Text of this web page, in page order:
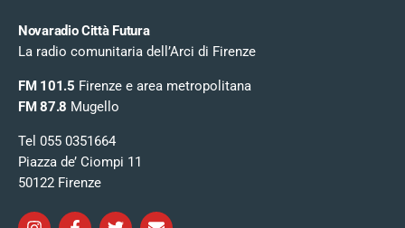
Novaradio Città Futura
La radio comunitaria dell’Arci di Firenze
FM 101.5 Firenze e area metropolitana
FM 87.8 Mugello
Tel 055 0351664
Piazza de’ Ciompi 11
50122 Firenze